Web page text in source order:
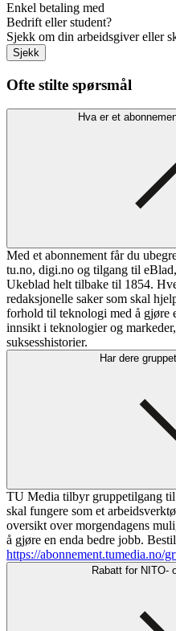
Enkel betaling med
Bedrift eller student?
Sjekk om din arbeidsgiver eller
Sjekk
Ofte stilte spørsmål
Hva er et
Med et abonnement får du
tu.no, digi.no og tilgang til
Ukeblad helt tilbake til 1854.
redaksjonelle saker som skal
forhold til teknologi med å gjøre
innsikt i teknologier og
suksesshistorier.
Har dere
TU Media tilbyr gruppetilgang
skal fungere som et
oversikt over morgendagens
å gjøre en enda bedre jobb.
https://abonnement.tumedia.no/
Rabatt for NITO-